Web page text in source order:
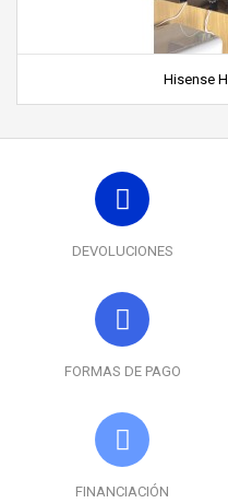
Hisense
DEVOLUCIONES
FORMAS DE PAGO
FINANCIACIÓN